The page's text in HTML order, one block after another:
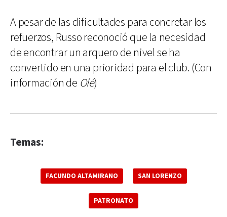
A pesar de las dificultades para concretar los
refuerzos, Russo reconoció que la necesidad
de encontrar un arquero de nivel se ha
convertido en una prioridad para el club. (Con
información de Olé)
Temas:
FACUNDO ALTAMIRANO SAN LORENZO
PATRONATO